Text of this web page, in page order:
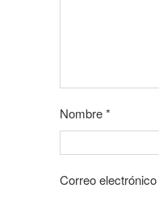
Nombre*
Correo electrónico